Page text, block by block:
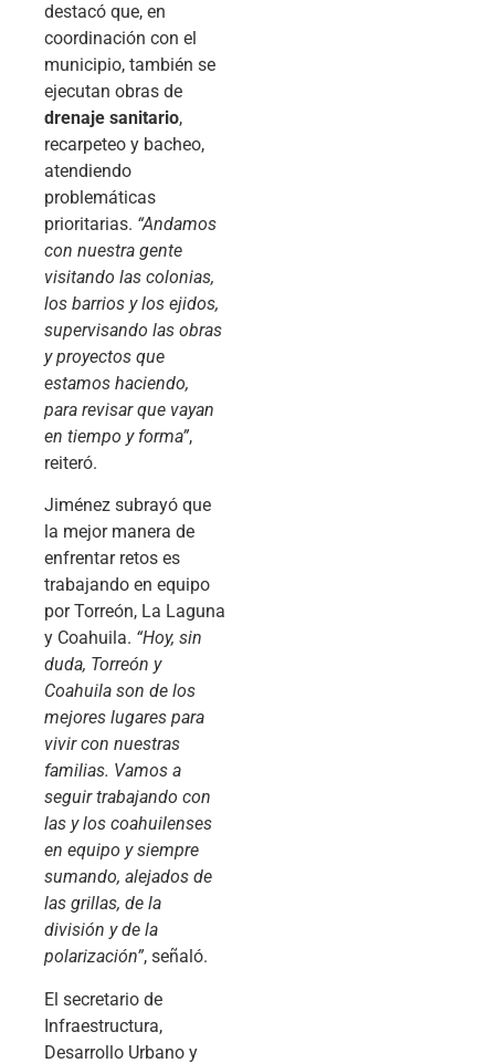
destacó que, en
coordinación con el
municipio, también se
ejecutan obras de
drenaje sanitario,
recarpeteo y bacheo,
atendiendo
problemáticas
prioritarias. “Andamos
con nuestra gente
visitando las colonias,
los barrios y los ejidos,
supervisando las obras
y proyectos que
estamos haciendo,
para revisar que vayan
en tiempo y forma”,
reiteró.
Jiménez subrayó que
la mejor manera de
enfrentar retos es
trabajando en equipo
por Torreón, La Laguna
y Coahuila. “Hoy, sin
duda, Torreón y
Coahuila son de los
mejores lugares para
vivir con nuestras
familias. Vamos a
seguir trabajando con
las y los coahuilenses
en equipo y siempre
sumando, alejados de
las grillas, de la
división y de la
polarización”, señaló.
El secretario de
Infraestructura,
Desarrollo Urbano y